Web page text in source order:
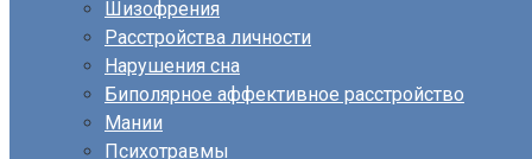
Шизофрения
Расстройства личности
Нарушения сна
Биполярное аффективное расстройство
Мании
Психотравмы